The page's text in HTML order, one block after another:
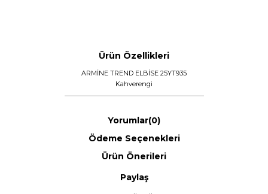
Ürün Özellikleri
ARMİNE TREND ELBİSE 25YT935
Kahverengi
Yorumlar(0)
Ödeme Seçenekleri
Ürün Önerileri
Paylaş